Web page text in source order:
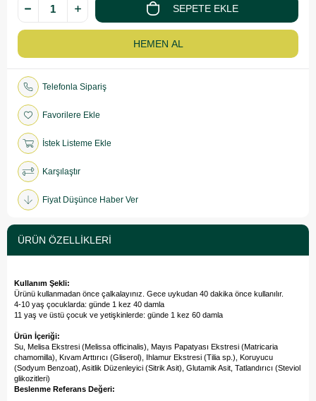
Telefonla Sipariş
Favorilere Ekle
İstek Listeme Ekle
Karşılaştır
Fiyat Düşünce Haber Ver
ÜRÜN ÖZELLIKLERI
Kullanım Şekli:
Ürünü kullanmadan önce çalkalayınız. Gece uykudan 40 dakika önce kullanılır.
4-10 yaş çocuklarda: günde 1 kez 40 damla
11 yaş ve üstü çocuk ve yetişkinlerde: günde 1 kez 60 damla
Ürün İçeriği:
Su, Melisa Ekstresi (Melissa officinalis), Mayıs Papatyası Ekstresi (Matricaria
chamomilla), Kıvam Arttırıcı (Gliserol), Ihlamur Ekstresi (Tilia sp.), Koruyucu
(Sodyum Benzoat), Asitlik Düzenleyici (Sitrik Asit), Glutamik Asit, Tatlandırıcı (Steviol
glikozitleri)
Beslenme Referans Değeri: